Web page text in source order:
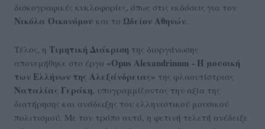
δισκογραφικές κυκλοφορίες, όπως στις εκδόσεις για τον
Νικόλα Οικονόμου και το Ωδείον Αθηνών
Τέλος, η Τιμητική Διάκριση της διοργάνωσης
απονεμήθηκε στο έργο «Opus Alexandrinum - Η μουσική
των Ελλήνων της Αλεξάνδρειας» της φλαουτίστριας
Ναταλίας Γεράκη , υπογραμμίζοντας την αξία της
διατήρησης και ανάδειξης του ελληνιστικού μουσικού
πολιτισμού. Με τον τρόπο αυτό, η φετινή τελετή ανέδειξε